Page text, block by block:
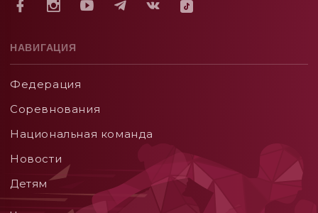
НАВИГАЦИЯ
Федерация
Соревнования
Национальная команда
Новости
Детям